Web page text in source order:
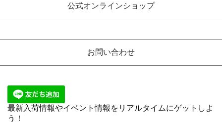
公式オンラインショップ
お問い合わせ